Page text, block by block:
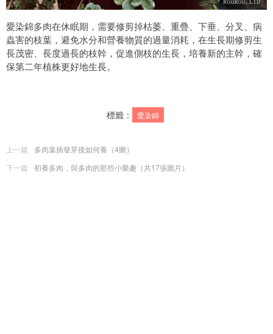
愛染錦多肉在休眠期，需要修剪掉枯萎、重疊、下垂、分叉、病
蟲害的枝葉，避免水分和營養物質的過量消耗，在生長期修剪生
長茂密、長度過長的枝幹，促進側枝的生長，培養新的主幹，確
保第二年植株更好地生長。
標籤： 愛染錦
上一篇
多肉葉插發芽後如何養（4圖）
下一篇
初養多肉，與多肉的那些小樂趣（共17張圖片）